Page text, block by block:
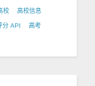
校 高校信息
分 API 高考